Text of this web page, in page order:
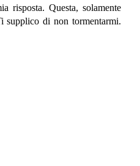
risposta. Questa, solamente
supplico di non tormentarmi.